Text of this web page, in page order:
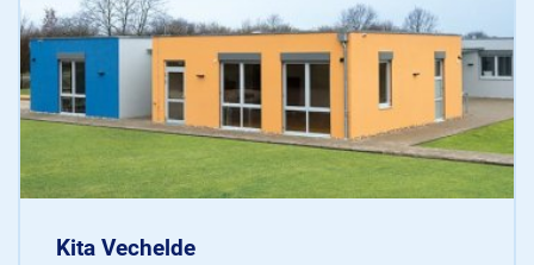
Kita Vechelde